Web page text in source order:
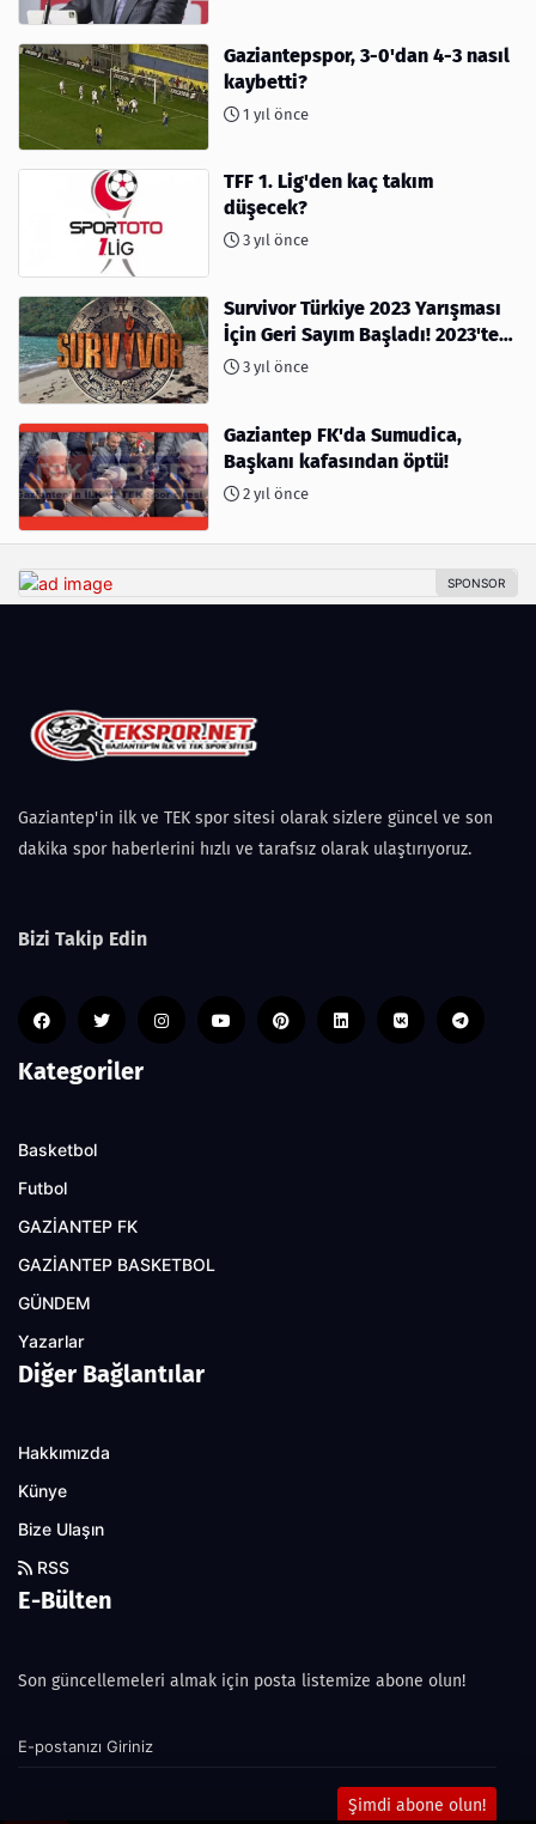
Gaziantepspor, 3-0'dan 4-3 nasıl
kaybetti?
1 yıl önce
TFF 1. Lig'den kaç takım
düşecek?
3 yıl önce
Survivor Türkiye 2023 Yarışması
İçin Geri Sayım Başladı! 2023'te
kimler var?
3 yıl önce
Gaziantep FK'da Sumudica,
Başkanı kafasından öptü!
2 yıl önce
Gaziantep'in ilk ve TEK spor sitesi olarak sizlere güncel ve son
dakika spor haberlerini hızlı ve tarafsız olarak ulaştırıyoruz.
Bizi Takip Edin
Kategoriler
Basketbol
Futbol
GAZİANTEP FK
GAZİANTEP BASKETBOL
GÜNDEM
Yazarlar
Diğer Bağlantılar
Hakkımızda
Künye
Bize Ulaşın
RSS
E-Bülten
Son güncellemeleri almak için posta listemize abone olun!
Şimdi abone olun!